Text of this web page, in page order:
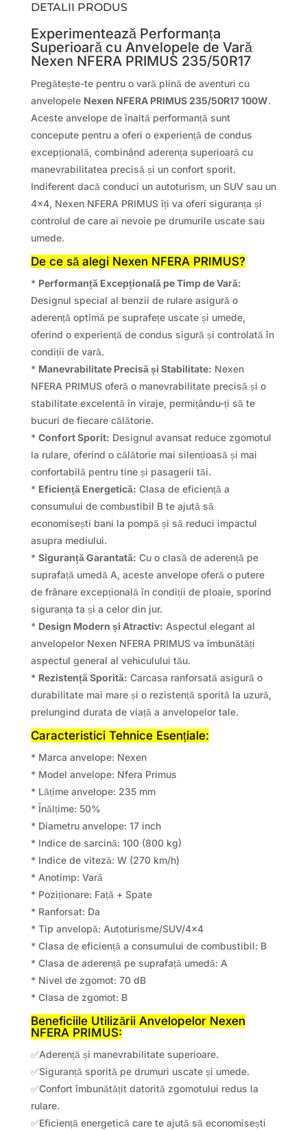
DETALII PRODUS
Experimentează Performanța
Superioară cu Anvelopele de Vară
Nexen NFERA PRIMUS 235/50R17
Pregătește-te pentru o vară plină de aventuri cu
anvelopele Nexen NFERA PRIMUS 235/50R17 100W.
Aceste anvelope de înaltă performanță sunt
concepute pentru a oferi o experiență de condus
excepțională, combinând aderența superioară cu
manevrabilitatea precisă și un confort sporit.
Indiferent dacă conduci un autoturism, un SUV sau un
4×4, Nexen NFERA PRIMUS îți va oferi siguranța și
controlul de care ai nevoie pe drumurile uscate sau
umede.
De ce să alegi Nexen NFERA PRIMUS?
* Performanță Excepțională pe Timp de Vară:
Designul special al benzii de rulare asigură o
aderență optimă pe suprafețe uscate și umede,
oferind o experiență de condus sigură și controlată în
condiții de vară.
* Manevrabilitate Precisă și Stabilitate: Nexen
NFERA PRIMUS oferă o manevrabilitate precisă și o
stabilitate excelentă în viraje, permițându-ți să te
bucuri de fiecare călătorie.
* Confort Sporit: Designul avansat reduce zgomotul
la rulare, oferind o călătorie mai silențioasă și mai
confortabilă pentru tine și pasagerii tăi.
* Eficiență Energetică: Clasa de eficiență a
consumului de combustibil B te ajută să
economisești bani la pompă și să reduci impactul
asupra mediului.
* Siguranță Garantată: Cu o clasă de aderență pe
suprafață umedă A, aceste anvelope oferă o putere
de frânare excepțională în condiții de ploaie, sporind
siguranța ta și a celor din jur.
* Design Modern și Atractiv: Aspectul elegant al
anvelopelor Nexen NFERA PRIMUS va îmbunătăți
aspectul general al vehiculului tău.
* Rezistență Sporită: Carcasa ranforsată asigură o
durabilitate mai mare și o rezistență sporită la uzură,
prelungind durata de viață a anvelopelor tale.
Caracteristici Tehnice Esențiale:
* Marca anvelope: Nexen
* Model anvelope: Nfera Primus
* Lățime anvelope: 235 mm
* Înălțime: 50%
* Diametru anvelope: 17 inch
* Indice de sarcină: 100 (800 kg)
* Indice de viteză: W (270 km/h)
* Anotimp: Vară
* Poziționare: Față + Spate
* Ranforsat: Da
* Tip anvelopă: Autoturisme/SUV/4×4
* Clasa de eficiență a consumului de combustibil: B
* Clasa de aderență pe suprafață umedă: A
* Nivel de zgomot: 70 dB
* Clasa de zgomot: B
Beneficiile Utilizării Anvelopelor Nexen
NFERA PRIMUS:
✅Aderență și manevrabilitate superioare.
✅Siguranță sporită pe drumuri uscate și umede.
✅Confort îmbunătățit datorită zgomotului redus la
rulare.
✅Eficiență energetică care te ajută să economisești